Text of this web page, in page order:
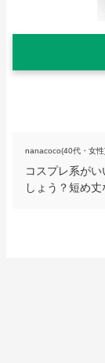
nanacoco(40代・女性
コスプレ系が
しょう？短め